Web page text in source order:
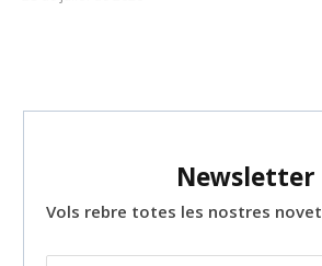
Newsletter
Vols rebre totes les nostres